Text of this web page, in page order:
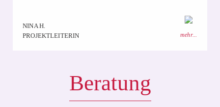
NINA H.
PROJEKTLEITERIN
mehr...
Beratung